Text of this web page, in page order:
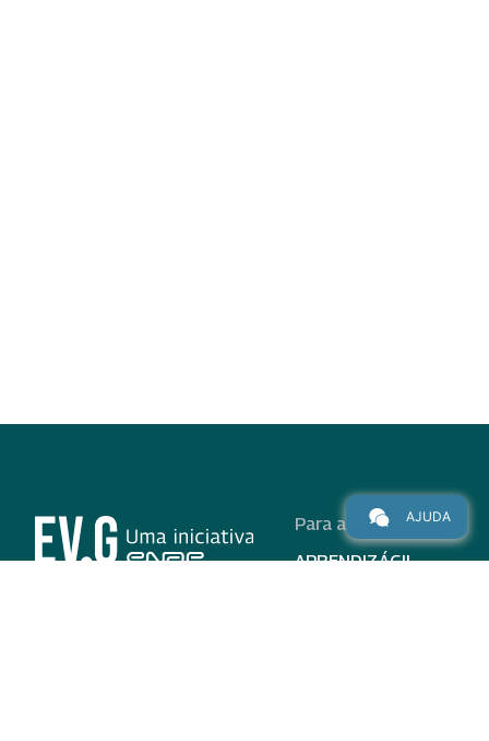
Para alunos
APRENDIZÁGIL
AJUDA